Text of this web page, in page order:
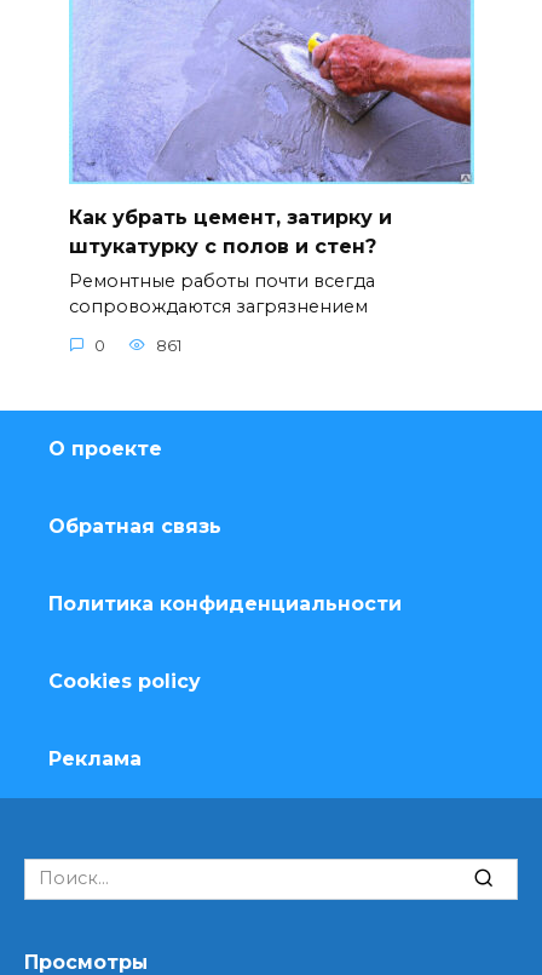
Как убрать цемент, затирку и
штукатурку с полов и стен?
Ремонтные работы почти всегда
сопровождаются загрязнением
0 861
О проекте
Обратная связь
Политика конфиденциальности
Cookies policy
Реклама
Search
for:
Просмотры